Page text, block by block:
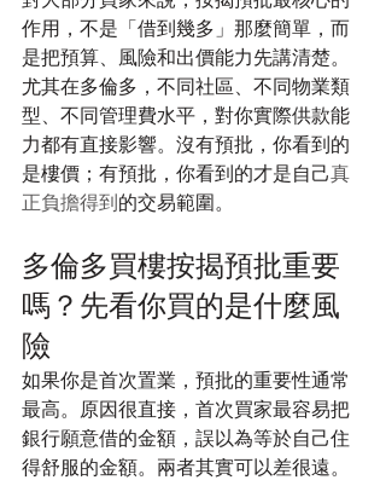
作用，不是「借到幾多」那麼簡單，而
是把預算、風險和出價能力先講清楚。
尤其在多倫多，不同社區、不同物業類
型、不同管理費水平，對你實際供款能
力都有直接影響。沒有預批，你看到的
是樓價；有預批，你看到的才是自己真
正負擔得到的交易範圍。
多倫多買樓按揭預批重要
嗎？先看你買的是什麼風
險
如果你是首次置業，預批的重要性通常
最高。原因很直接，首次買家最容易把
銀行願意借的金額，誤以為等於自己住
得舒服的金額。兩者其實可以差很遠。